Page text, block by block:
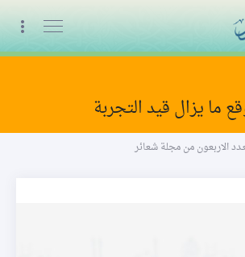
البث المباشر
ما يزال قيد التجربة
الاربعون من مجلة شعائر